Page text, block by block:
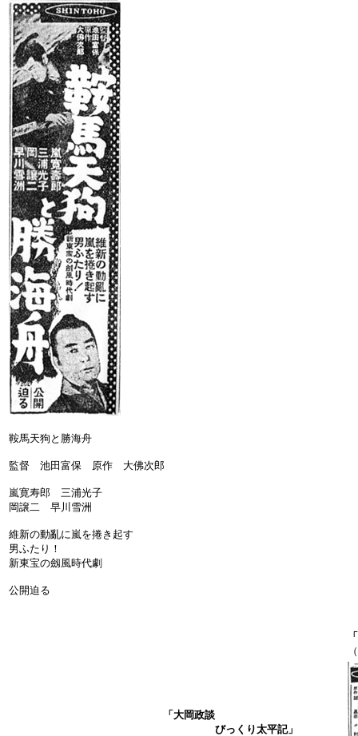
鞍馬天狗と勝海舟
監督 池田富保 原作 大佛次郎
嵐寛寿郎 三浦光子
岡譲二 早川雪洲
維新の動亂に嵐を捲き起す
男ふたり！
新東宝の劔風時代劇
公開迫る
「大岡政談
びっくり太平記」
（